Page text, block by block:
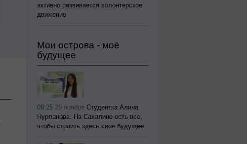
активно развивается волонтерское
движение
Мои острова - моё
будущее
09:25 29 ноября Студентка Алина
Нурланова: На Сахалине есть все,
чтобы строить здесь свое будущее